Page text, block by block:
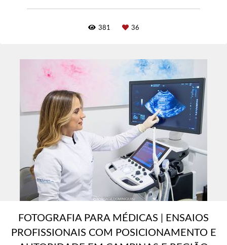
381 36
FOTOGRAFIA PARA MÉDICAS | ENSAIOS
PROFISSIONAIS COM POSICIONAMENTO E